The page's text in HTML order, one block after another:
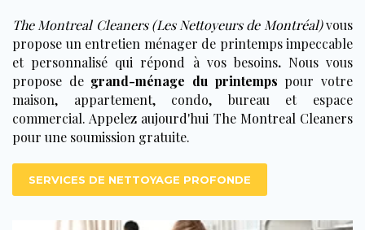
The Montreal Cleaners (Les Nettoyeurs de Montréal)vous
propose un entretien ménager de printemps impeccable
et personnalisé qui répond à vos besoins. Nous vous
propose de grand-ménage du printemps pour votre
maison, appartement, condo, bureau et espace
commercial.Appelez aujourd'hui The Montreal Cleaners
pour une soumission gratuite.
SERVICES DE NETTOYAGE PROFONDE